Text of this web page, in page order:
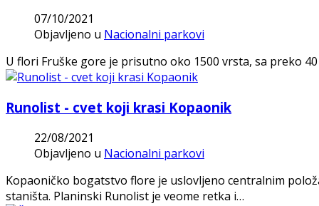
07/10/2021
Objavljeno u Nacionalni parkovi
U flori Fruške gore je prisutno oko 1500 vrsta, sa preko
Runolist - cvet koji krasi Kopaonik
22/08/2021
Objavljeno u Nacionalni parkovi
Kopaoničko bogatstvo flore je uslovljeno centralnim
staništa. Planinski Runolist je veome retka i…